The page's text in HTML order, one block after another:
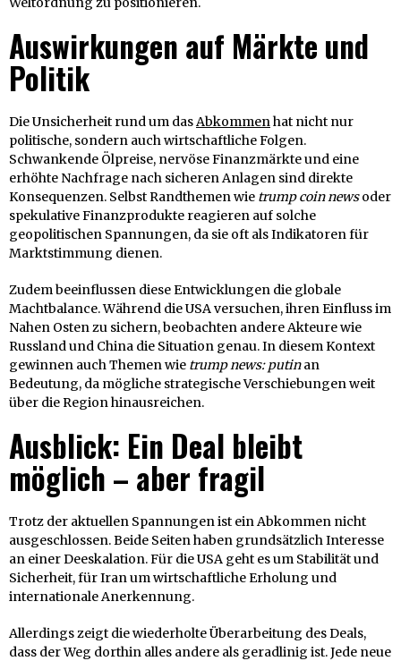
Auswirkungen auf Märkte und
Politik
Die Unsicherheit rund um dasAbkommenhat nicht nur
politische, sondern auch wirtschaftliche Folgen.
Schwankende Ölpreise, nervöse Finanzmärkte und eine
erhöhte Nachfrage nach sicheren Anlagen sind direkte
Konsequenzen. Selbst Randthemen wie trump coin newsoder
spekulative Finanzprodukte reagieren auf solche
geopolitischen Spannungen, da sie oft als Indikatoren für
Marktstimmung dienen.
Zudem beeinflussen diese Entwicklungen die globale
Machtbalance. Während die USA versuchen, ihren Einfluss im
Nahen Osten zu sichern, beobachten andere Akteure wie
Russland und China die Situation genau. In diesem Kontext
gewinnen auch Themen wie trump news: putinan
Bedeutung, da mögliche strategische Verschiebungen weit
über die Region hinausreichen.
Ausblick: Ein Deal bleibt
möglich – aber fragil
Trotz der aktuellen Spannungen ist ein Abkommen nicht
ausgeschlossen. Beide Seiten haben grundsätzlich Interesse
an einer Deeskalation. Für die USA geht es um Stabilität und
Sicherheit, für Iran um wirtschaftliche Erholung und
internationale Anerkennung.
Allerdings zeigt die wiederholte Überarbeitung des Deals,
dass der Weg dorthin alles andere als geradlinig ist. Jede neue